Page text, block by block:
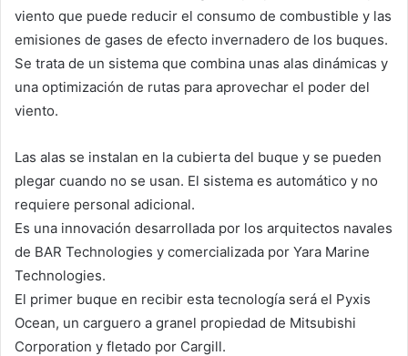
viento que puede reducir el consumo de combustible y las
emisiones de gases de efecto invernadero de los buques.
Se trata de un sistema que combina unas alas dinámicas y
una optimización de rutas para aprovechar el poder del
viento.
Las alas se instalan en la cubierta del buque y se pueden
plegar cuando no se usan. El sistema es automático y no
requiere personal adicional.
Es una innovación desarrollada por los arquitectos navales
de BAR Technologies y comercializada por Yara Marine
Technologies.
El primer buque en recibir esta tecnología será el Pyxis
Ocean, un carguero a granel propiedad de Mitsubishi
Corporation y fletado por Cargill.